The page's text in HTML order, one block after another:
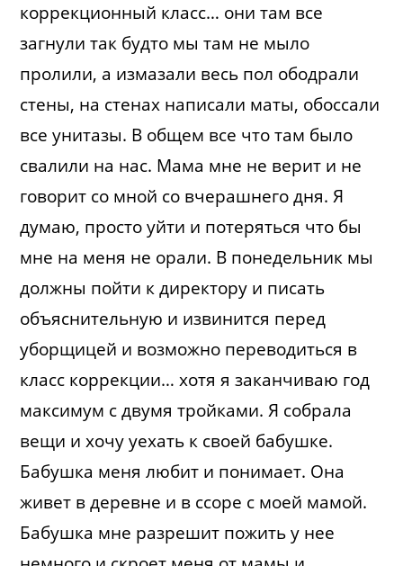
коррекционный класс… они там все
загнули так будто мы там не мыло
пролили, а измазали весь пол ободрали
стены, на стенах написали маты, обоссали
все унитазы. В общем все что там было
свалили на нас. Мама мне не верит и не
говорит со мной со вчерашнего дня. Я
думаю, просто уйти и потеряться что бы
мне на меня не орали. В понедельник мы
должны пойти к директору и писать
объяснительную и извинится перед
уборщицей и возможно переводиться в
класс коррекции… хотя я заканчиваю год
максимум с двумя тройками. Я собрала
вещи и хочу уехать к своей бабушке.
Бабушка меня любит и понимает. Она
живет в деревне и в ссоре с моей мамой.
Бабушка мне разрешит пожить у нее